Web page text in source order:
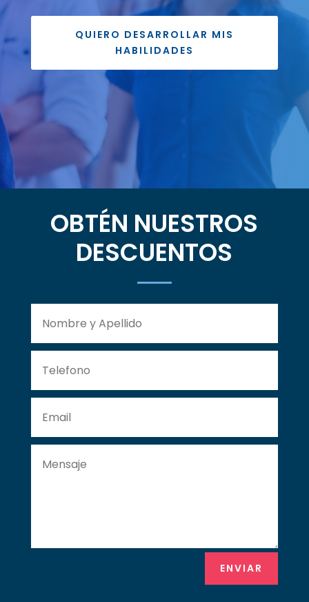
QUIERO DESARROLLAR MIS
HABILIDADES
OBTÉN NUESTROS
DESCUENTOS
ENVIAR